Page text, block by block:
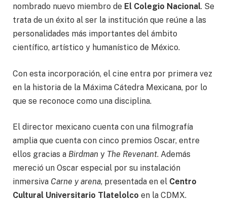
nombrado nuevo miembro de El Colegio Nacional. Se
trata de un éxito al ser la institución que reúne a las
personalidades más importantes del ámbito
científico, artístico y humanístico de México.
Con esta incorporación, el cine entra por primera vez
en la historia de la Máxima Cátedra Mexicana, por lo
que se reconoce como una disciplina.
El director mexicano cuenta con una filmografía
amplia que cuenta con cinco premios Oscar, entre
ellos gracias a Birdman y The Revenant. Además
mereció un Oscar especial por su instalación
inmersiva Carne y arena, presentada en el Centro
Cultural Universitario Tlatelolco en la CDMX.